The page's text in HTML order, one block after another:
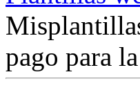
pago para la